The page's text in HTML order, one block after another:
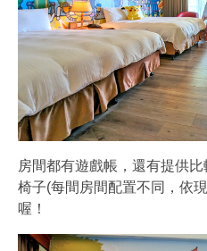
房間都有遊戲帳，還有提供
椅子(每間房間配置不同，依
喔！